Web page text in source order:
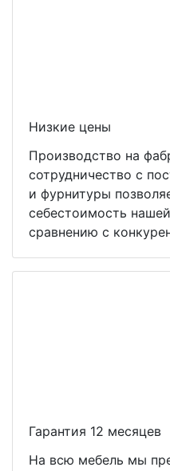
Низкие цены
Производство на
сотрудничество с
и фурнитуры
себестоимость
сравнению с
Гарантия 12 месяцев
На всю мебель мы